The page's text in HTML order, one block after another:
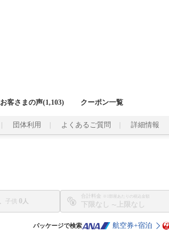
お客さまの声(1,103) クーポン一覧
団体利用 よくあるご質問 詳細情報
子供 0
合計料金 ※1部屋あたりの税込金額
〜
パッケージで検索 航空券+宿泊